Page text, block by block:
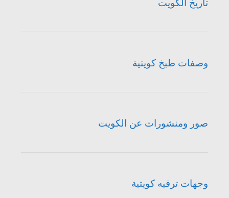
تاريخ الكويت
وصفات طبخ كويتية
صور ومنشورات عن الكويت
وجهات ترفيه كويتية